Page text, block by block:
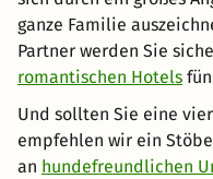
ganze Familie
Partner werden Sie
romantischen Hotels
Und sollten Sie eine
empfehlen wir ein
an hundefreundlichen